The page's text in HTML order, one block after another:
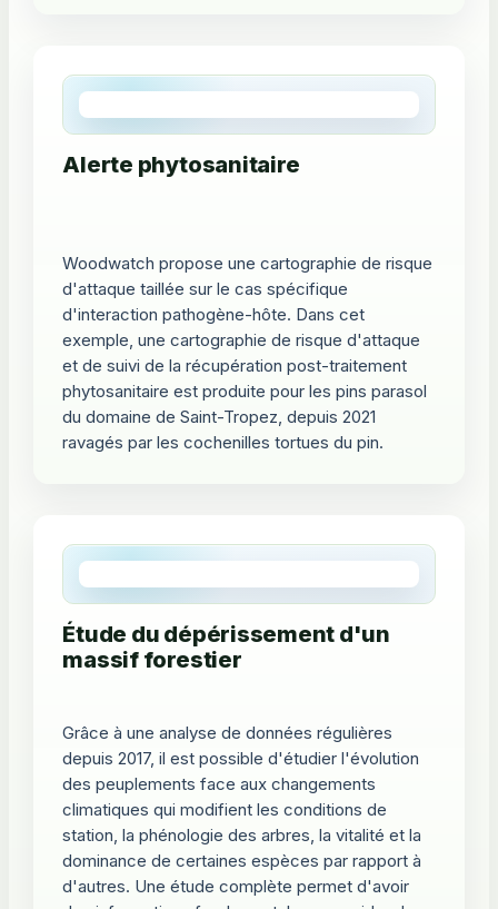
Alerte phytosanitaire
Woodwatch propose une cartographie de risque
d'attaque taillée sur le cas spécifique
d'interaction pathogène-hôte. Dans cet
exemple, une cartographie de risque d'attaque
et de suivi de la récupération post-traitement
phytosanitaire est produite pour les pins parasol
du domaine de Saint-Tropez, depuis 2021
ravagés par les cochenilles tortues du pin.
Étude du dépérissement d'un
massif forestier
Grâce à une analyse de données régulières
depuis 2017, il est possible d'étudier l'évolution
des peuplements face aux changements
climatiques qui modifient les conditions de
station, la phénologie des arbres, la vitalité et la
dominance de certaines espèces par rapport à
d'autres. Une étude complète permet d'avoir